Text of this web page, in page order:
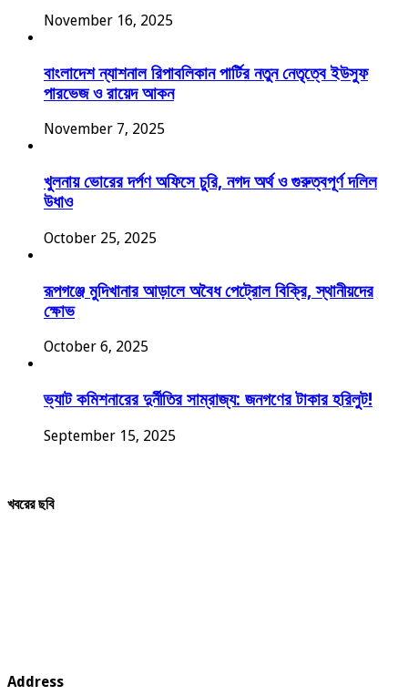
November 16, 2025
বাংলাদেশ ন্যাশনাল রিপাবলিকান পার্টির নতুন নেতৃত্বে ইউসুফ
পারভেজ ও রায়েদ আকন
November 7, 2025
খুলনায় ভোরের দর্পণ অফিসে চুরি, নগদ অর্থ ও গুরুত্বপূর্ণ দলিল
উধাও
October 25, 2025
রূপগঞ্জে মুদিখানার আড়ালে অবৈধ পেট্রোল বিক্রি, স্থানীয়দের
ক্ষোভ
October 6, 2025
ভ্যাট কমিশনারের দুর্নীতির সাম্রাজ্য: জনগণের টাকার হরিলুট!
September 15, 2025
খবরের ছবি
Address